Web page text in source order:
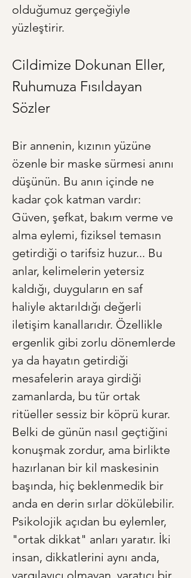
olduğumuz gerçeğiyle
yüzleştirir.
Cildimize Dokunan Eller,
Ruhumuza Fısıldayan
Sözler
Bir annenin, kızının yüzüne
özenle bir maske sürmesi anını
düşünün. Bu anın içinde ne
kadar çok katman vardır:
Güven, şefkat, bakım verme ve
alma eylemi, fiziksel temasın
getirdiği o tarifsiz huzur... Bu
anlar, kelimelerin yetersiz
kaldığı, duyguların en saf
haliyle aktarıldığı değerli
iletişim kanallarıdır. Özellikle
ergenlik gibi zorlu dönemlerde
ya da hayatın getirdiği
mesafelerin araya girdiği
zamanlarda, bu tür ortak
ritüeller sessiz bir köprü kurar.
Belki de günün nasıl geçtiğini
konuşmak zordur, ama birlikte
hazırlanan bir kil maskesinin
başında, hiç beklenmedik bir
anda en derin sırlar dökülebilir.
Psikolojik açıdan bu eylemler,
"ortak dikkat" anları yaratır. İki
insan, dikkatlerini aynı anda,